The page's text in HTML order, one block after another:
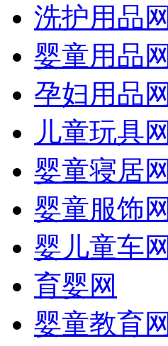
洗护用品网
婴童用品网
孕妇用品网
儿童玩具网
婴童寝居网
婴童服饰网
婴儿童车网
育婴网
婴童教育网